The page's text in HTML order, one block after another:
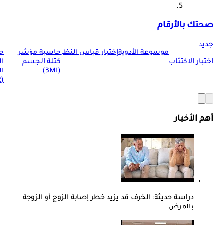
صحتك بالأرقام
جديد
اختبار الاكتئاب
موسوعة الأدويةإختبار قياس النظرحاسبة مؤشر
كتلة الجسم
(BMI)
(BMR)
أهم الأخبار
دراسة حديثة: الخرف قد يزيد خطر إصابة الزوج أو الزوجة
بالمرض